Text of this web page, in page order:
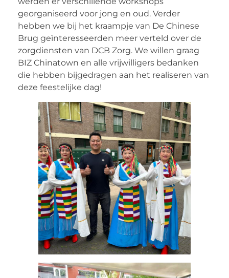
georganiseerd voor jong en oud. Verder
hebben we bij het kraampje van De Chinese
Brug geïnteresseerden meer verteld over de
zorgdiensten van DCB Zorg. We willen graag
BIZ Chinatown en alle vrijwilligers bedanken
die hebben bijgedragen aan het realiseren van
deze feestelijke dag!